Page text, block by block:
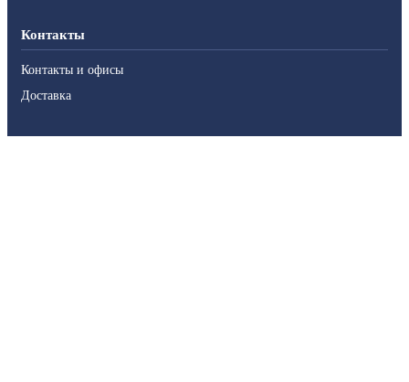
Контакты
Контакты и офисы
Доставка